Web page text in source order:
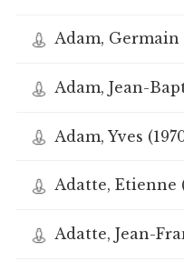
Adam, Germain
Adam, Jean-
Adam, Yves
Adatte, Etienne
Adatte, Jean-